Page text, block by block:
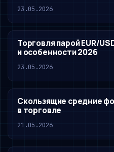
23.05.2026
Торговля парой EUR/
и особенности 2026
23.05.2026
Скользящие средние
в торговле
21.05.2026